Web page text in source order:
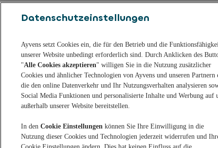
Datenschutzeinstellungen
Ayvens setzt Cookies ein, die für den Betrieb und die
unserer Website unbedingt erforderlich sind. Durch Anklicken des
"Alle Cookies akzeptieren" willigen Sie in die Nutzung zusätzlicher
Cookies und ähnlicher Technologien von Ayvens und unseren Partnern
die den online Datenverkehr und Ihr Nutzungsverhalten analysieren
Social Media Funktionen und personalisierte Inhalte und Werbung auf
außerhalb unserer Website bereitstellen.
In den Cookie Einstellungenkönnen Sie Ihre Einwilligung in die
Nutzung dieser Cookies und Technologien jederzeit widerrufen und